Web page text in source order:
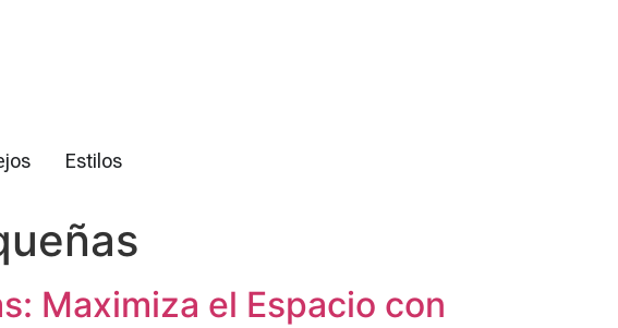
Estilos
Maximiza el Espacio con